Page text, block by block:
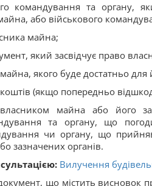
командування та органу,
або військового
майна;
який засвідчує право
якого буде достатньо для
(якщо попередньо
власником майна або його
та органу, що
чи органу, що
зазначених органів.
Вилучення
що містить висновок